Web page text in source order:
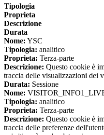
Tipologia
Proprieta
Descrizione
Durata
Nome: YSC
Tipologia: analitico
Proprieta: Terza-parte
Descrizione: Questo cookie è
traccia delle visualizzazioni dei
Durata: Sessione
Nome:
Tipologia: analitico
Proprieta: Terza-parte
Descrizione: Questo cookie è
traccia delle preferenze